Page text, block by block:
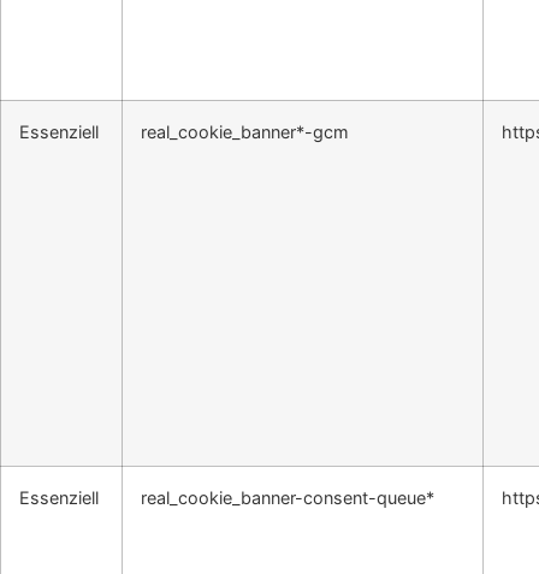
Essenziell real_cookie_banner*-gcm
Essenziell real_cookie_banner-consent-queue*